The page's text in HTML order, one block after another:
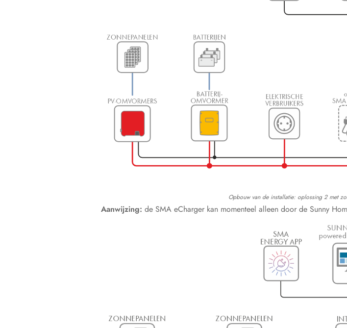
Opbouw van de installatie: oplossing 2 met
Aanwijzing: de SMA eCharger kan momenteel alleen door de Sunny